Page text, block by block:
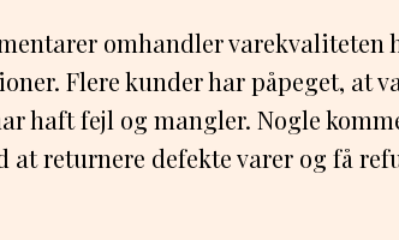
omhandler
Flere kunder har påpeget, at
haft fejl og mangler. Nogle
at returnere defekte varer og få